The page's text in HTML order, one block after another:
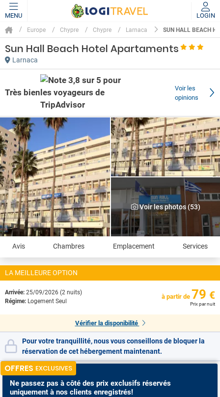
MENU LOGIN
Europe Chypre Chypre Larnaca SUN HALL BEACH
Sun Hall Beach Hotel Apartaments
Larnaca
Très bien
Voir les
opinions
Voir les photos (53)
Avis Chambres Emplacement Services
LA MEILLEURE OPTION
Arrivée: 25/09/2026 (2 nuits)
Régime: Logement Seul
à partir de 79 €
Prix par nuit
Vérifier la disponibilité
Pour votre tranquillité, nous vous conseillons de bloquer la
réservation de cet hébergement maintenant.
OFFRES EXCLUSIVES
Ne passez pas à côté des prix exclusifs réservés
uniquement à nos clients enregistrés!